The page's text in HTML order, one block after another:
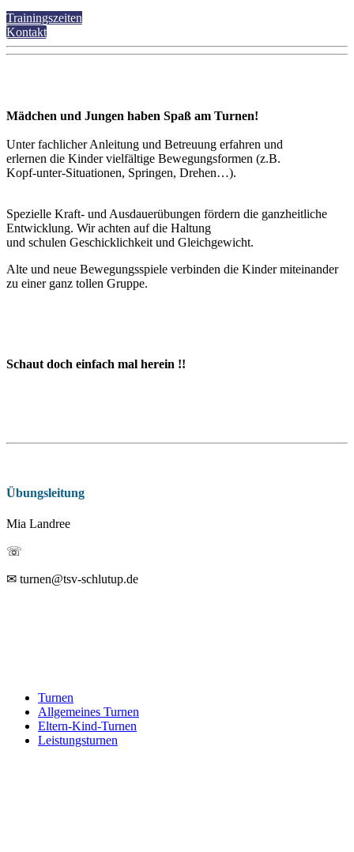
Trainingszeiten
Kontakt
Mädchen und Jungen haben Spaß am Turnen!
Unter fachlicher Anleitung und Betreuung erfahren und
erlernen die Kinder vielfältige Bewegungsformen (z.B.
Kopf-unter-Situationen, Springen, Drehen…).
Spezielle Kraft- und Ausdauerübungen fördern die ganzheitliche
Entwicklung. Wir achten auf die Haltung
und schulen Geschicklichkeit und Gleichgewicht.
Alte und neue Bewegungsspiele verbinden die Kinder miteinander
zu einer ganz tollen Gruppe.
Schaut doch einfach mal herein !!
Übungsleitung
Mia Landree
☏
✉ turnen@tsv-schlutup.de
Turnen
Allgemeines Turnen
Eltern-Kind-Turnen
Leistungsturnen